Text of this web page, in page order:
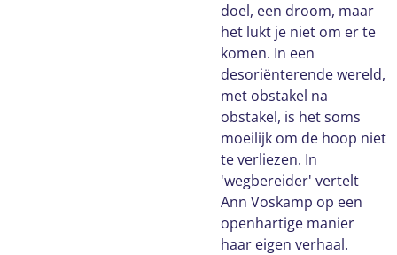
doel, een droom, maar
het lukt je niet om er te
komen. In een
desoriënterende wereld,
met obstakel na
obstakel, is het soms
moeilijk om de hoop niet
te verliezen. In
'wegbereider' vertelt
Ann Voskamp op een
openhartige manier
haar eigen verhaal.